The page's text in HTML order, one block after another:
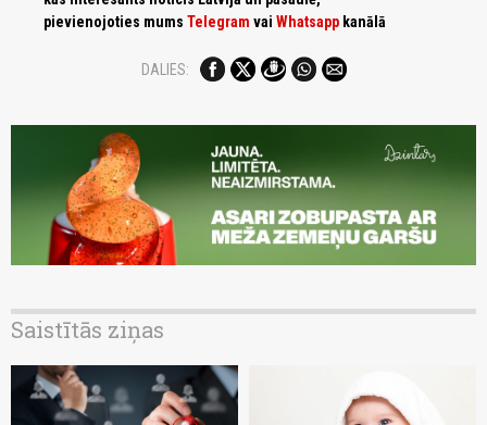
pievienojoties mums Telegram vai Whatsapp kanālā
DALIES:
Saistītās ziņas